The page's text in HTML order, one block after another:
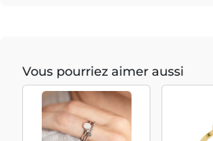
Vous pourriez aimer aussi